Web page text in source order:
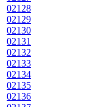
02128
02129
02130
02131
02132
02133
02134
02135
02136